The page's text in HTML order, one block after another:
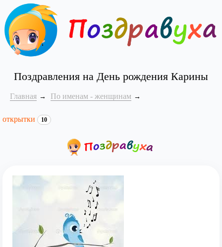
Поздравления на День рождения Карины
Главная По именам - женщинам
открытки 10